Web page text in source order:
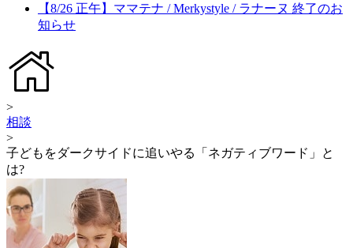
【8/26 正午】ママテナ / Merkystyle / ラナーヌ 終了のお
知らせ
>
相談
>
子どもをダークサイドに追いやる「ネガティブワード」と
は?